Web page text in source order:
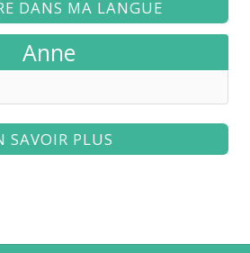
DANS MA LANGUE
Anne
SAVOIR PLUS